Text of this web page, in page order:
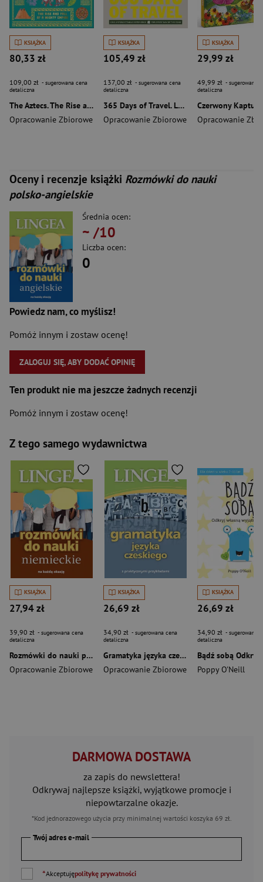
KSIĄŻKA
80,33 zł
109,00 zł - sugerowana cena
detaliczna
The Aztecs. The Rise and Fall of a Mighty Empire
Opracowanie Zbiorowe
KSIĄŻKA
105,49 zł
137,00 zł - sugerowana cena
detaliczna
365 Days of Travel. Lonely Planet
Opracowanie Zbiorowe
KSIĄŻKA
29,99 zł
49,99 zł - sugerowana
detaliczna
Czerwony
Opracowanie
Oceny i recenzje książki Rozmówki do nauki
polsko-angielskie
Średnia ocen:
~ /10
Liczba ocen:
0
Powiedz nam, co myślisz!
Pomóż innym i zostaw ocenę!
ZALOGUJ SIĘ, ABY DODAĆ OPINIĘ
Ten produkt nie ma jeszcze żadnych recenzji
Pomóż innym i zostaw ocenę!
Z tego samego wydawnictwa
KSIĄŻKA
27,94 zł
39,90 zł - sugerowana cena
detaliczna
Rozmówki do nauki polsko-niemieckie
Opracowanie Zbiorowe
KSIĄŻKA
26,69 zł
34,90 zł - sugerowana cena
detaliczna
Gramatyka języka czeskiego wyd. 2
Opracowanie Zbiorowe
KSIĄŻKA
26,69 zł
34,90 zł - sugerowana
detaliczna
Poppy O'Neill
DARMOWA DOSTAWA
za zapis do newslettera!
Odkrywaj najlepsze książki, wyjątkowe promocje i
niepowtarzalne okazje.
*Kod jednorazowego użycia przy minimalnej wartości koszyka 69 zł.
Twój adres e-mail
*Akceptujępolitykę prywatności